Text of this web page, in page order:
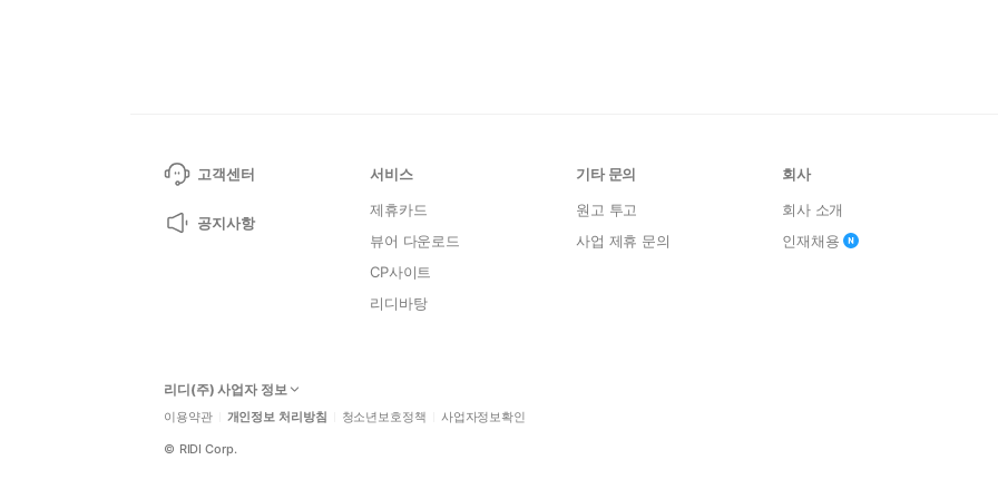
고객센터
공지사항
서비스
제휴카드
뷰어 다운로드
CP사이트
리디바탕
기타 문의
원고 투고
사업 제휴 문의
회사
회사 소개
인재채용
리디(주) 사업자 정보
이용약관 개인정보 처리방침 청소년보호정책 사업자정보확인
© RIDI Corp.